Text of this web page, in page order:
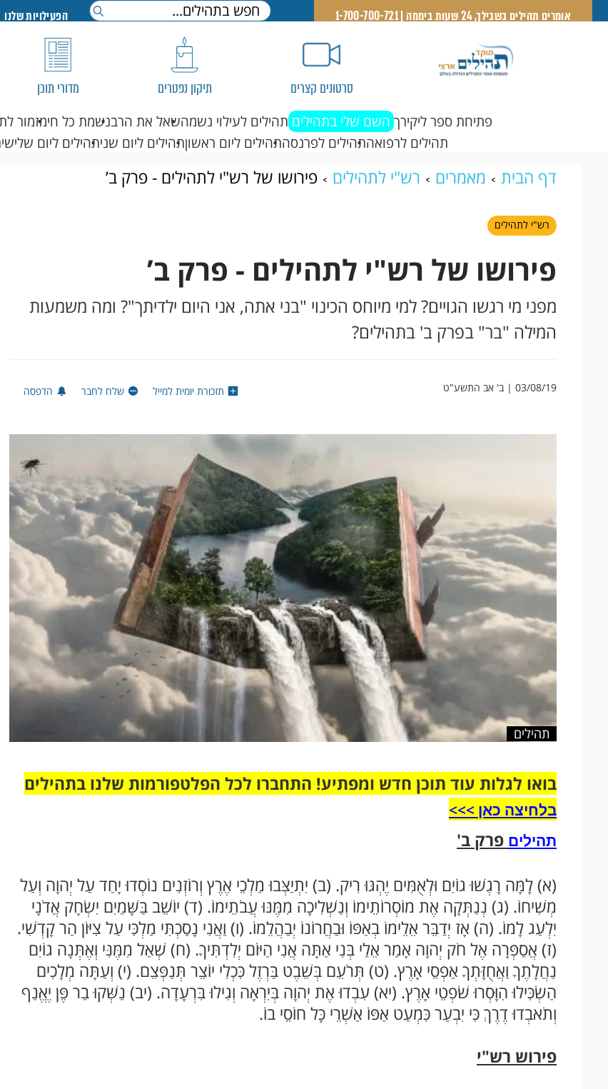
אומרים תהילים בשבילך, 24 שעות ביממה | 1-700-700-721 הפעילויות שלנו
סרטונים קצרים תיקון נפטרים מדורי תוכן
פתיחת ספר ליקירך השם שלי בתהילים תהילים לעילוי נשמהשאל את הרבנשמת כל חימזמור
תהילים לרפואהתהילים לפרנסהתהילים ליום ראשוןתהילים ליום שניתהילים ליום שלישי
דף הבית מאמרים רש"י לתהילים פירושו של רש"י לתהילים - פרק ב’
רש"י לתהילים
פירושו של רש"י לתהילים - פרק ב’
מפני מי רגשו הגויים? למי מיוחס הכינוי "בני אתה, אני היום ילדיתך"? ומה משמעות
המילה "בר" בפרק ב' בתהילים?
03/08/19 | ב' אב התשע"ט תזכורת יומית למייל שלח לחבר הדפסה
תהילים
בואו לגלות עוד תוכן חדש ומפתיע! התחברו לכל הפלטפורמות שלנו בתהילים
בלחיצה כאן >>>​
תהילים פרק ב'
(א) לָמָּה רָגְשׁוּ גוֹיִם וּלְאֻמִּים יֶהְגּוּ רִיק. (ב) יִתְיַצְּבוּ מַלְכֵי אֶרֶץ וְרוֹזְנִים נוֹסְדוּ יָחַד עַל יְהוָה וְעַל
מְשִׁיחוֹ. (ג) נְנַתְּקָה אֶת מוֹסְרוֹתֵימוֹ וְנַשְׁלִיכָה מִמֶּנּוּ עֲבֹתֵימוֹ. (ד) יוֹשֵׁב בַּשָּׁמַיִם יִשְׂחָק אֲדֹנָי
יִלְעַג לָמוֹ. (ה) אָז יְדַבֵּר אֵלֵימוֹ בְאַפּוֹ וּבַחֲרוֹנוֹ יְבַהֲלֵמוֹ. (ו) וַאֲנִי נָסַכְתִּי מַלְכִּי עַל צִיּוֹן הַר קָדְשִׁי.
(ז) אֲסַפְּרָה אֶל חֹק יְהוָה אָמַר אֵלַי בְּנִי אַתָּה אֲנִי הַיּוֹם יְלִדְתִּיךָ. (ח) שְׁאַל מִמֶּנִּי וְאֶתְּנָה גוֹיִם
נַחֲלָתֶךָ וַאֲחֻזָּתְךָ אַפְסֵי אָרֶץ. (ט) תְּרֹעֵם בְּשֵׁבֶט בַּרְזֶל כִּכְלִי יוֹצֵר תְּנַפְּצֵם. (י) וְעַתָּה מְלָכִים
הַשְׂכִּילוּ הִוָּסְרוּ שֹׁפְטֵי אָרֶץ. (יא) עִבְדוּ אֶת יְהוָה בְּיִרְאָה וְגִילוּ בִּרְעָדָה. (יב) נַשְּׁקוּ בַר פֶּן יֶאֱנַף
וְתֹאבְדוּ דֶרֶךְ כִּי יִבְעַר כִּמְעַט אַפּוֹ אַשְׁרֵי כָּל חוֹסֵי בוֹ.
פירוש רש"י